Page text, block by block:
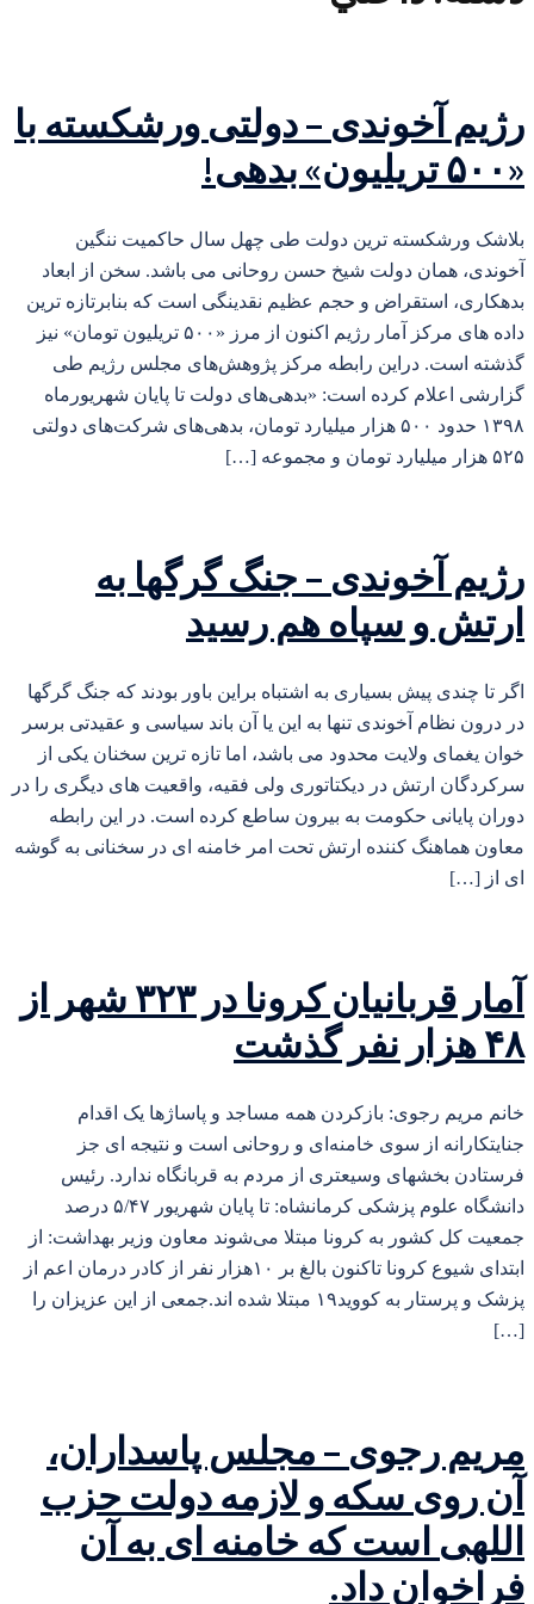
رژیم آخوندی – دولتی ورشکسته با
«۵۰۰ تریلیون» بدهی!
بلاشک ورشکسته ترین دولت طی چهل سال حاکمیت ننگین
آخوندی، همان دولت شیخ حسن روحانی می باشد. سخن از ابعاد
بدهکاری، استقراض و حجم عظیم نقدینگی است که بنابرتازه ترین
داده های مرکز آمار رژیم اکنون از مرز «۵۰۰ تریلیون تومان» نیز
گذشته است. دراین رابطه مرکز پژوهش‌های مجلس رژیم طی
گزارشی اعلام کرده است: «بدهی‌های دولت تا پایان شهریورماه
۱۳۹۸ حدود ۵۰۰ هزار میلیارد تومان، بدهی‌های شرکت‌های دولتی
۵۲۵ هزار میلیارد تومان و مجموعه […]
رژیم آخوندی – جنگ گرگها به
ارتش و سپاه هم رسید
اگر تا چندی پیش بسیاری به اشتباه براین باور بودند که جنگ گرگها
در درون نظام آخوندی تنها به این یا آن باند سیاسی و عقیدتی برسر
خوان یغمای ولایت محدود می باشد، اما تازه ترین سخنان یکی از
سرکردگان ارتش در دیکتاتوری ولی فقیه، واقعیت های دیگری را در
دوران پایانی حکومت به بیرون ساطع کرده است. در این رابطه
معاون هماهنگ کننده ارتش تحت امر خامنه ای در سخنانی به گوشه
ای از […]
آمار قربانیان کرونا در ۳۲۳ شهر از
۴۸ هزار نفر گذشت
خانم مریم رجوی: بازکردن همه مساجد و پاساژها یک اقدام
جنایتکارانه از سوی خامنه‌ای و روحانی است و نتیجه ای جز
فرستادن بخشهای وسیعتری از مردم به قربانگاه ندارد. رئیس
دانشگاه علوم پزشکی کرمانشاه: تا پایان شهریور ۵/۴۷ درصد
جمعیت کل کشور به کرونا مبتلا می‌شوند معاون وزیر بهداشت: از
ابتدای شیوع کرونا تاکنون بالغ بر ۱۰هزار نفر از کادر درمان اعم از
پزشک و پرستار به کووید۱۹ مبتلا شده اند.جمعی از این عزیزان را
[…]
مریم رجوی – مجلس پاسداران،
آن روی سکه و لازمه دولت حزب
اللهی است که خامنه ای به آن
فراخوان داد.